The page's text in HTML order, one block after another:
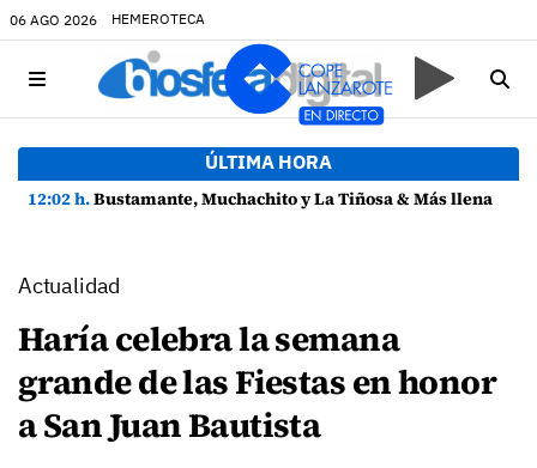
06 AGO 2026 HEMEROTECA
ÚLTIMA HORA
12:02 h.Bustamante, Muchachito y La Tiñosa & Más llenan de música Puerto del Carmen este fin de semana
Actualidad
Haría celebra la semana
grande de las Fiestas en honor
a San Juan Bautista